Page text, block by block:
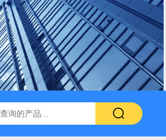
中酒精色谱仪，血液酒精检测仪